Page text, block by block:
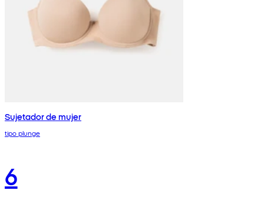
Sujetador de mujer
tipo plunge
6